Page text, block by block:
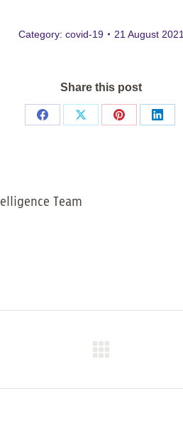
Category: covid-19 21 August 2021
Share this post
Share
Share
Share
Share
Team